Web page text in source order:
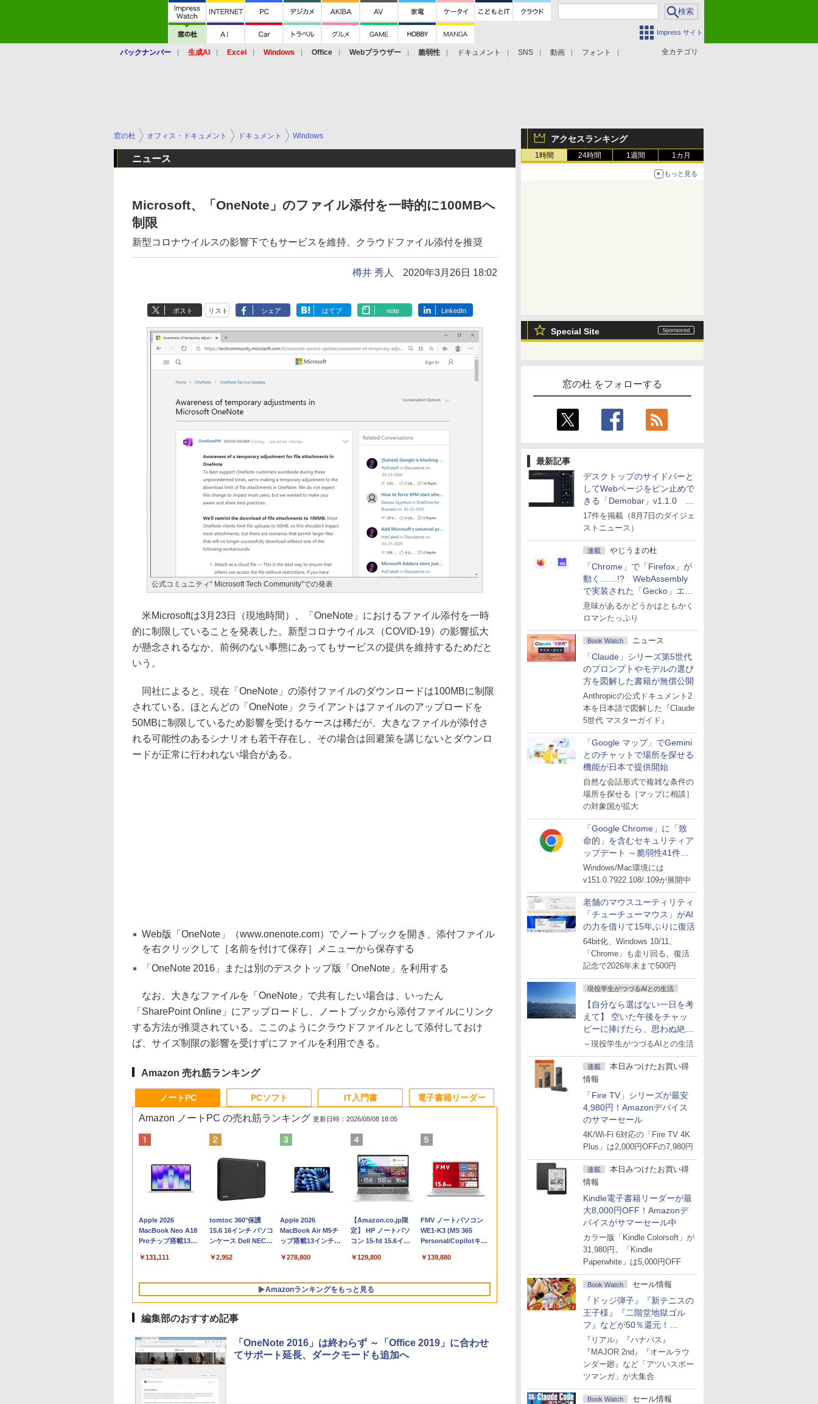
Impress サイト
全カテゴリ
バックナンバー 生成AI Excel Windows Office Webブラウザー 脆弱性 ドキュメント SNS 動画 フォント
アクセスランキング
1時間 24時間 1週間 1カ月
もっと見る
Special Site
窓の杜 をフォローする
最新記事
デスクトップのサイドバーと
してWebページをピン止めで
きる「Demobar」v1.1.0 ほ
か
17件を掲載（8月7日のダイジェ
ストニュース）
連載 やじうまの杜
「Chrome」で「Firefox」が
動く……!? WebAssembly
で実装された「Gecko」エン
ジン
意味があるかどうかはともかく
ロマンたっぷり
Book Watch ニュース
「Claude」シリーズ第5世代
のプロンプトやモデルの選び
方を図解した書籍が無償公開
Anthropicの公式ドキュメント2
本を日本語で図解した『Claude
5世代 マスターガイド』
「Google マップ」でGemini
とのチャットで場所を探せる
機能が日本で提供開始
自然な会話形式で複雑な条件の
場所を探せる［マップに相談］
の対象国が拡大
「Google Chrome」に「致
命的」を含むセキュリティア
ップデート ～脆弱性41件に
対処
Windows/Mac環境には
v151.0.7922.108/.109が展開中
老舗のマウスユーティリティ
「チューチューマウス」がAI
の力を借りて15年ぶりに復活
64bit化、Windows 10/11、
「Chrome」も走り回る。復活
記念で2026年末まで500円
現役学生がつづるAIとの生活
【自分なら選ばない一日を考
えて】 空いた午後をチャッ
ピーに捧げたら、思わぬ絶景
に出会った話
～現役学生がつづるAIとの生活
連載
本日みつけたお買い得
情報
「Fire TV」シリーズが最安
4,980円！Amazonデバイス
のサマーセール
4K/Wi-Fi 6対応の「Fire TV 4K
Plus」は2,000円OFFの7,980円
連載
本日みつけたお買い得
情報
Kindle電子書籍リーダーが最
大8,000円OFF！Amazonデ
バイスがサマーセール中
カラー版「Kindle Colorsoft」が
31,980円。「Kindle
Paperwhite」は5,000円OFF
Book Watch セール情報
『ドッジ弾子』『新テニスの
王子様』『二階堂地獄ゴル
フ』などが50％還元！
Amazonマンガ週末セール
『リアル』『ハナバス』
『MAJOR 2nd』『オールラウ
ンダー廻』など「アツいスポー
ツマンガ」が大集合
Book Watch セール情報
窓の杜 オフィス・ドキュメント ドキュメント Windows
ニュース
Microsoft、「OneNote」のファイル添付を一時的に100MBへ
制限
新型コロナウイルスの影響下でもサービスを維持、クラウドファイル添付を推奨
樽井 秀人 2020年3月26日 18:02
ポスト リスト シェア はてブ note LinkedIn
公式コミュニティ“ Microsoft Tech Community”での発表
米Microsoftは3月23日（現地時間）、「OneNote」におけるファイル添付を一時
的に制限していることを発表した。新型コロナウイルス（COVID-19）の影響拡大
が懸念されるなか、前例のない事態にあってもサービスの提供を維持するためだと
いう。
同社によると、現在「OneNote」の添付ファイルのダウンロードは100MBに制限
されている。ほとんどの「OneNote」クライアントはファイルのアップロードを
50MBに制限しているため影響を受けるケースは稀だが、大きなファイルが添付さ
れる可能性のあるシナリオも若干存在し、その場合は回避策を講じないとダウンロ
ードが正常に行われない場合がある。
Web版「OneNote」（www.onenote.com）でノートブックを開き、添付ファイル
を右クリックして［名前を付けて保存］メニューから保存する
「OneNote 2016」または別のデスクトップ版「OneNote」を利用する
なお、大きなファイルを「OneNote」で共有したい場合は、いったん
「SharePoint Online」にアップロードし、ノートブックから添付ファイルにリンク
する方法が推奨されている。ここのようにクラウドファイルとして添付しておけ
ば、サイズ制限の影響を受けずにファイルを利用できる。
Amazon 売れ筋ランキング
ノートPC
Amazon ノートPC の売れ筋ランキング 更新日時：2026/08/08 18:05
Apple 2026
MacBook Neo A18
Proチップ搭載13イ
AIとApple
設計、Liquid Retina
ユニファイドメモ
リ、512GB SSDスト
レージ、1080p
ラ、Touch ID - シル
バー
￥131,111
tomtoc 360°保護
15.6 16インチ パソコ
ンケース Dell NEC
dynabook Lenovo
￥2,952
Apple 2026
MacBook Air M5チ
ップ搭載13インチノ
Apple Intelligence、
Retinaディスプレ
イ、16GBユニファイ
ドメモリ、1TB SSD
ド、Touch ID - ミッ
ドナイト
￥278,800
【Amazon.co.jp限
定】 HP ノートパソ
コン 15-fd 15.6イン
512GB SSD インテ
￥129,800
FMV ノートパソコン
WE1-K3 (MS 365
Personal/Copilotキー
型/Core i5/16GB/SSD
FMVWK3E15W_AZ
￥139,880
Amazonランキングをもっと見る
PCソフト IT入門書 電子書籍リーダー
編集部のおすすめ記事
「OneNote 2016」は終わらず ～「Office 2019」に合わせ
てサポート延長、ダークモードも追加へ